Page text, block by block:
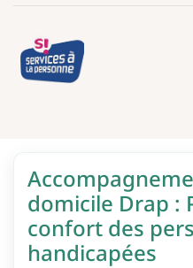
domicile Drap :
confort des
handicapées